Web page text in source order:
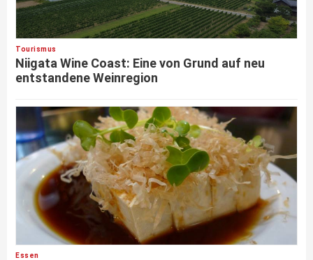
Tourismus
Niigata Wine Coast: Eine von Grund auf neu
entstandene Weinregion
Essen